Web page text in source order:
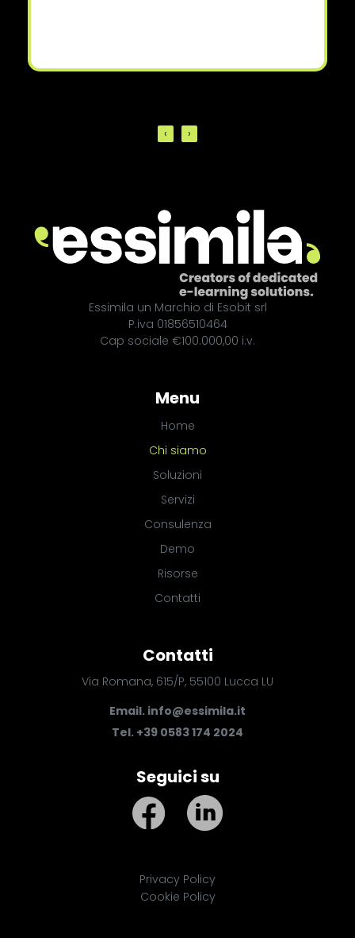
‹
›
Essimila un Marchio di Esobit srl
P.iva 01856510464
Cap sociale €100.000,00 i.v.
Menu
Home
Chi siamo
Soluzioni
Servizi
Consulenza
Demo
Risorse
Contatti
Contatti
Via Romana, 615/P, 55100 Lucca LU
Email. info@essimila.it
Tel. +39 0583 174 2024
Seguici su
Privacy Policy
Cookie Policy